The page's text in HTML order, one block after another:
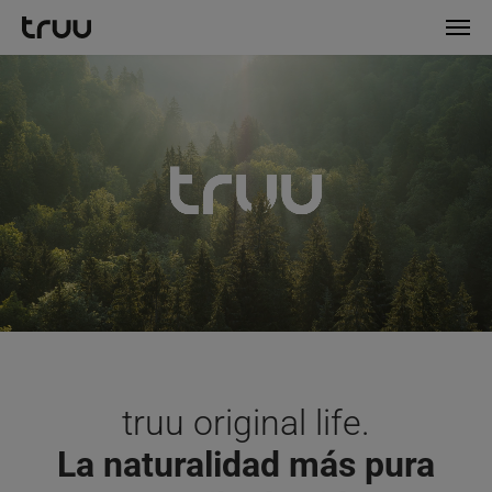
truu original life.
La naturalidad más pura